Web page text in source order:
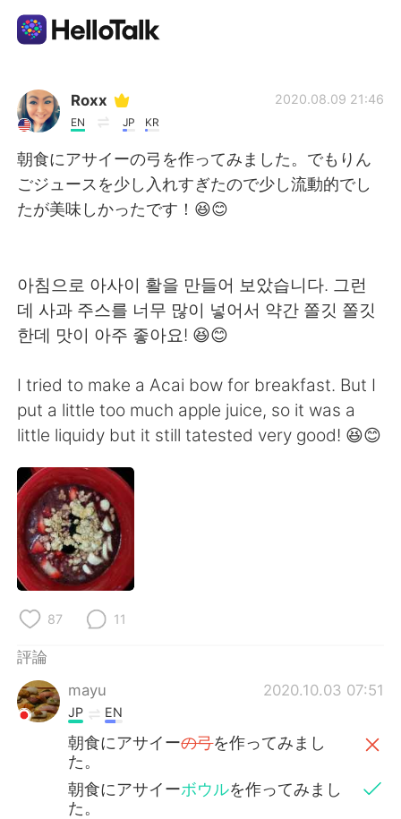
語言交換應用
AI Grammar Checker
繁體中文
Español العربية
日本語 한국어
Indonesia
Türkçe
Português
Roxx
EN JP KR
2020.08.09 21:46
朝食にアサイーの弓を作ってみました。でもりん
ごジュースを少し入れすぎたので少し流動的でし
たが美味しかったです！😆😊
아침으로 아사이 활을 만들어 보았습니다. 그런
데 사과 주스를 너무 많이 넣어서 약간 쫄깃 쫄깃
한데 맛이 아주 좋아요! 😆😊
I tried to make a Acai bow for breakfast. But I
put a little too much apple juice, so it was a
little liquidy but it still tatested very good! 😆😊
87 11
評論
mayu
2020.10.03 07:51
JP EN
朝食にアサイーの弓を作ってみまし
た。
朝食にアサイーボウルを作ってみまし
た。